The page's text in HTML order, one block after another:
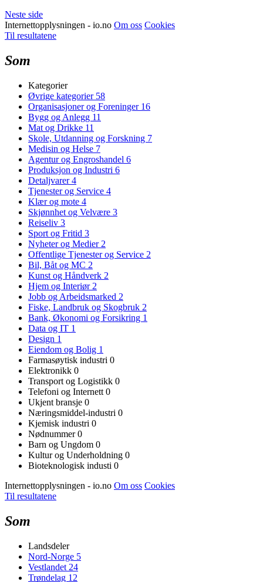
Neste side
Internettopplysningen - io.no Om oss Cookies
Til resultatene
Som
Kategorier
Øvrige kategorier 58
Organisasjoner og Foreninger 16
Bygg og Anlegg 11
Mat og Drikke 11
Skole, Utdanning og Forskning 7
Medisin og Helse 7
Agentur og Engroshandel 6
Produksjon og Industri 6
Detaljvarer4
Tjenester og Service 4
Klær og mote 4
Skjønnhet og Velvære 3
Reiseliv 3
Sport og Fritid 3
Nyheter og Medier 2
Offentlige Tjenester og Service 2
Bil, Båt og MC 2
Kunst og Håndverk 2
Hjem og Interiør 2
Jobb og Arbeidsmarked 2
Fiske, Landbruk og Skogbruk 2
Bank, Økonomi og Forsikring 1
Data og IT 1
Design 1
Eiendom og Bolig 1
Farmasøytisk industri 0
Elektronikk 0
Transport og Logistikk 0
Telefoni og Internett 0
Ukjent bransje 0
Næringsmiddel-industri 0
Kjemisk industri 0
Nødnummer0
Barn og Ungdom 0
Kultur og Underholdning 0
Bioteknologisk industi 0
Internettopplysningen - io.no Om oss Cookies
Til resultatene
Som
Landsdeler
Nord-Norge 5
Vestlandet 24
Trøndelag 12